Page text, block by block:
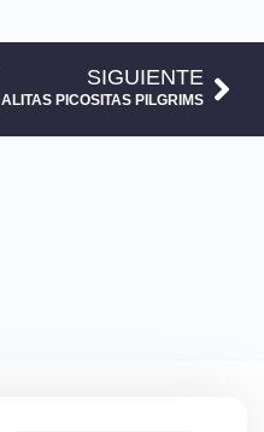
SIGUIENTE
ALITAS PICOSITAS PILGRIMS